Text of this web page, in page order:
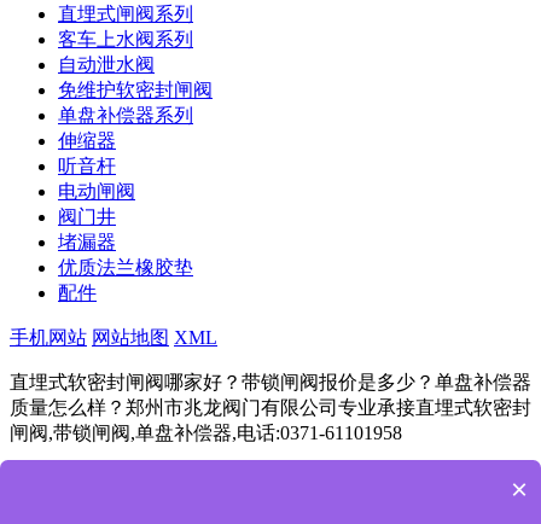
直埋式闸阀系列
客车上水阀系列
自动泄水阀
免维护软密封闸阀
单盘补偿器系列
伸缩器
听音杆
电动闸阀
阀门井
堵漏器
优质法兰橡胶垫
配件
手机网站 网站地图 XML
直埋式软密封闸阀哪家好？带锁闸阀报价是多少？单盘补偿器
质量怎么样？郑州市兆龙阀门有限公司专业承接直埋式软密封
闸阀,带锁闸阀,单盘补偿器,电话:0371-61101958
×